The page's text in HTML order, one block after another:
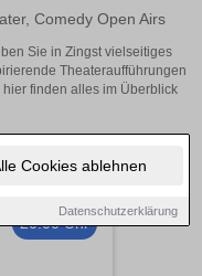
Cookies ablehnen
Datenschutzerklärung
Comedy Open Airs
Sie in Zingst vielseitiges
Theateraufführungen
finden alles im Überblick
20:00 Uhr